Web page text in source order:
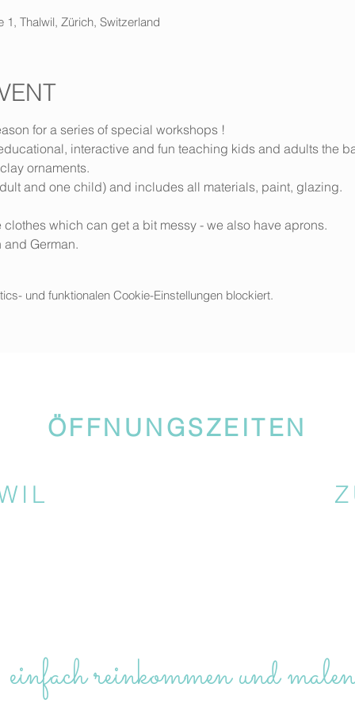
1, Thalwil, Zürich, Switzerland
for a series of special workshops !
interactive and fun teaching kids and adults the
ornaments.
and one child) and includes all materials, paint, glazing.
which can get a bit messy - we also have aprons.
German.
und funktionalen Cookie-Einstellungen blockiert.
ÖFFNUNGSZEITEN
reinkommen und